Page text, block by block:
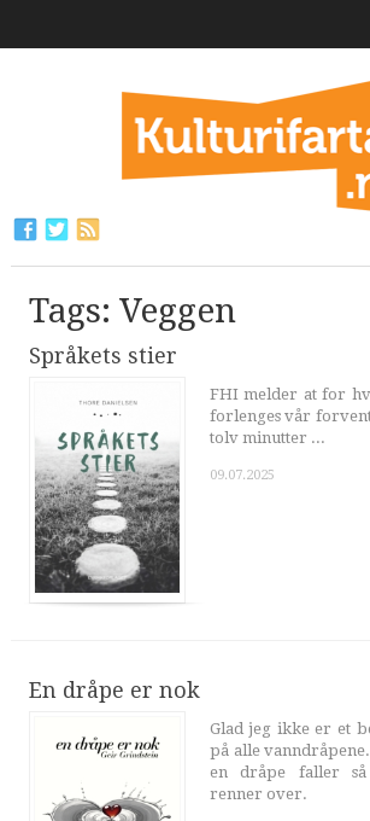
Tags: Veggen
Språkets stier
FHI melder at for
forlenges vår
tolv minutter ...
09.07.2025
En dråpe er nok
Glad jeg ikke er et
på alle
en dråpe faller
renner over.